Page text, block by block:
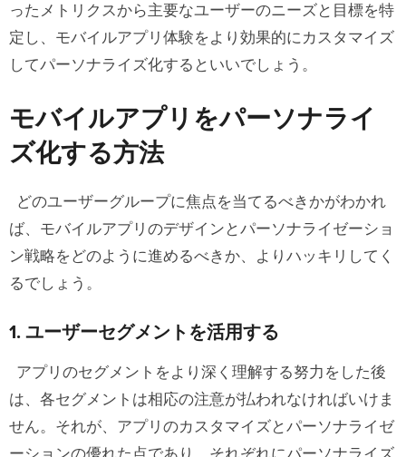
ったメトリクスから主要なユーザーのニーズと目標を特
定し、モバイルアプリ体験をより効果的にカスタマイズ
してパーソナライズ化するといいでしょう。
モバイルアプリをパーソナライ
ズ化する方法
どのユーザーグループに焦点を当てるべきかがわかれ
ば、モバイルアプリのデザインとパーソナライゼーショ
ン戦略をどのように進めるべきか、よりハッキリしてく
るでしょう。
1. ユーザーセグメントを活用する
アプリのセグメントをより深く理解する努力をした後
は、各セグメントは相応の注意が払われなければいけま
せん。それが、アプリのカスタマイズとパーソナライゼ